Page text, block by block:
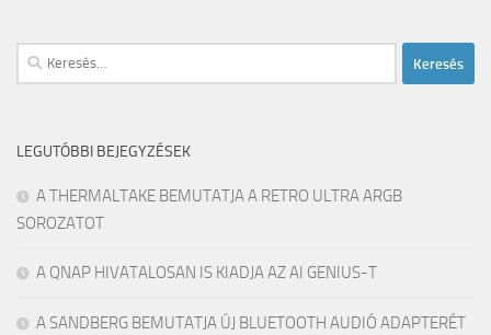
Keresés:
LEGUTÓBBI BEJEGYZÉSEK
A THERMALTAKE BEMUTATJA A RETRO ULTRA ARGB
SOROZATOT
A QNAP HIVATALOSAN IS KIADJA AZ AI GENIUS-T
A SANDBERG BEMUTATJA ÚJ BLUETOOTH AUDIÓ ADAPTERÉT